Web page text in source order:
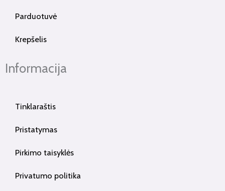
Parduotuvė
Krepšelis
Informacija
Tinklaraštis
Pristatymas
Pirkimo taisyklės
Privatumo politika